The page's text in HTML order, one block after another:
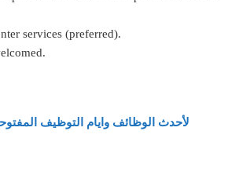
services (preferred).
لأحدث الوظائف وايام التوظيف